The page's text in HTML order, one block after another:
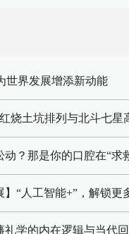
世界发展增添新动能
烧土坑排列与北斗七星
？那是你的口腔在“求
】“人工智能+”，解锁更
礼学的内在逻辑与当代